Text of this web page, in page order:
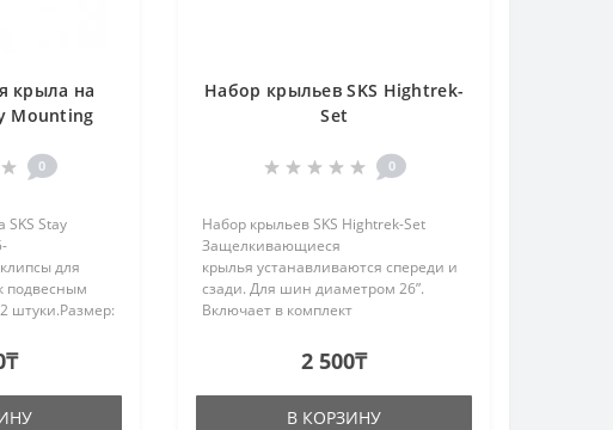
крыла на
Mounting
0
Stay
для
подвесным
штуки.Размер:
Набор крыльев SKS Hightrek-
Set
0
Набор крыльев SKS Hightrek-Set
Защелкивающиеся
крылья устанавливаются спереди и
сзади. Для шин диаметром 26”.
Включает в комплект
Цвет: Черный; - Вес: 195 г; - Размер
колеса: 26"; - Ширина шины: 2,5"; -
Длина пере..
2 500₸
В КОРЗИНУ